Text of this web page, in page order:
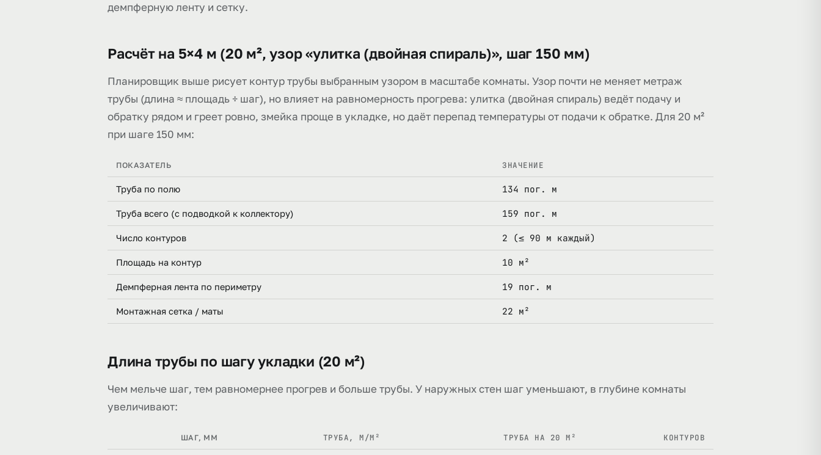
демпферную ленту и сетку.
Расчёт на 5×4 м (20 м², узор «улитка (двойная спираль)», шаг 150 мм)
Планировщик выше рисует контур трубы выбранным узором в масштабе комнаты. Узор почти не меняет метраж
трубы (длина ≈ площадь ÷ шаг), но влияет на равномерность прогрева: улитка (двойная спираль) ведёт подачу и
обратку рядом и греет ровно, змейка проще в укладке, но даёт перепад температуры от подачи к обратке. Для 20 м²
при шаге 150 мм:
ПОКАЗАТЕЛЬ ЗНАЧЕНИЕ
Труба по полю 134 пог. м
Труба всего (с подводкой к коллектору) 159 пог. м
Число контуров 2 (≤ 90 м каждый)
Площадь на контур 10 м²
Демпферная лента по периметру 19 пог. м
Монтажная сетка / маты 22 м²
Длина трубы по шагу укладки (20 м²)
Чем мельче шаг, тем равномернее прогрев и больше трубы. У наружных стен шаг уменьшают, в глубине комнаты
увеличивают:
ШАГ, ММ ТРУБА, М/М² ТРУБА НА 20 М² КОНТУРОВ